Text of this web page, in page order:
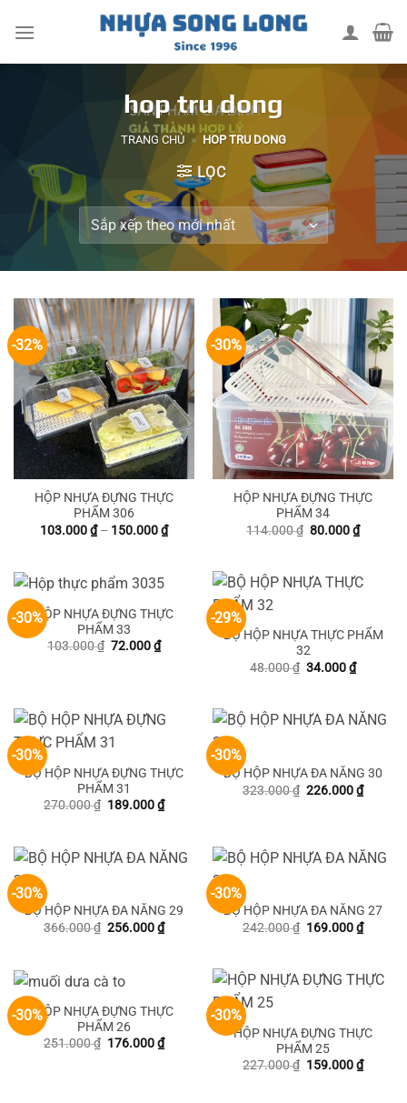
hop tru dong
TRANG CHỦ » HOP TRU DONG
LỌC
-32%
HỘP NHỰA ĐỰNG THỰC
PHẨM 306
103.000₫ – 150.000₫Khoảng
giá:
150.000 ₫
-30%
HỘP NHỰA ĐỰNG THỰC
PHẨM 34
114.000₫ Giá
80.000₫Giá
hiện
80.000
-30%HỘP NHỰA ĐỰNG THỰC
PHẨM 33
103.000₫ Giá
72.000₫Giá
hiện
-29%
BỘ HỘP NHỰA THỰC PHẨM
32
48.000₫ Giá
34.000₫Giá
hiện
34.000
-30%
BỘ HỘP NHỰA ĐỰNG THỰC
PHẨM 31
270.000₫ Giá
189.000₫Giá
hiện
189.000 ₫.
-30%
BỘ HỘP NHỰA ĐA NĂNG 30
323.000₫ Giá
226.000₫Giá
hiện
-30%
BỘ HỘP NHỰA ĐA NĂNG 29
366.000₫ Giá
256.000₫Giá
hiện
256.000 ₫.
-30%
BỘ HỘP NHỰA ĐA NĂNG 27
242.000₫ Giá
169.000₫Giá
hiện
-30%HỘP NHỰA ĐỰNG THỰC
PHẨM 26
251.000₫ Giá
176.000₫Giá
hiện
-30%
HỘP NHỰA ĐỰNG THỰC
PHẨM 25
227.000₫ Giá
159.000₫Giá
hiện